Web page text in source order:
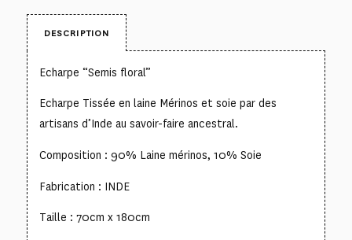
DESCRIPTION
Echarpe “Semis floral”
Echarpe Tissée en laine Mérinos et soie par des
artisans d’Inde au savoir-faire ancestral.
Composition : 90% Laine mérinos, 10% Soie
Fabrication : INDE
Taille : 70cm x 180cm